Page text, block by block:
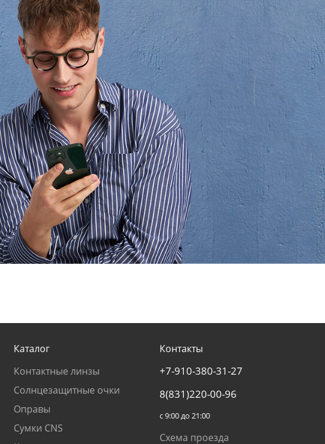
Каталог
Контактные линзы
Солнцезащитные очки
Оправы
Сумки CNS
Контакты
+7-910-380-31-27
8(831)220-00-96
с 9:00 до 21:00
Схема проезда